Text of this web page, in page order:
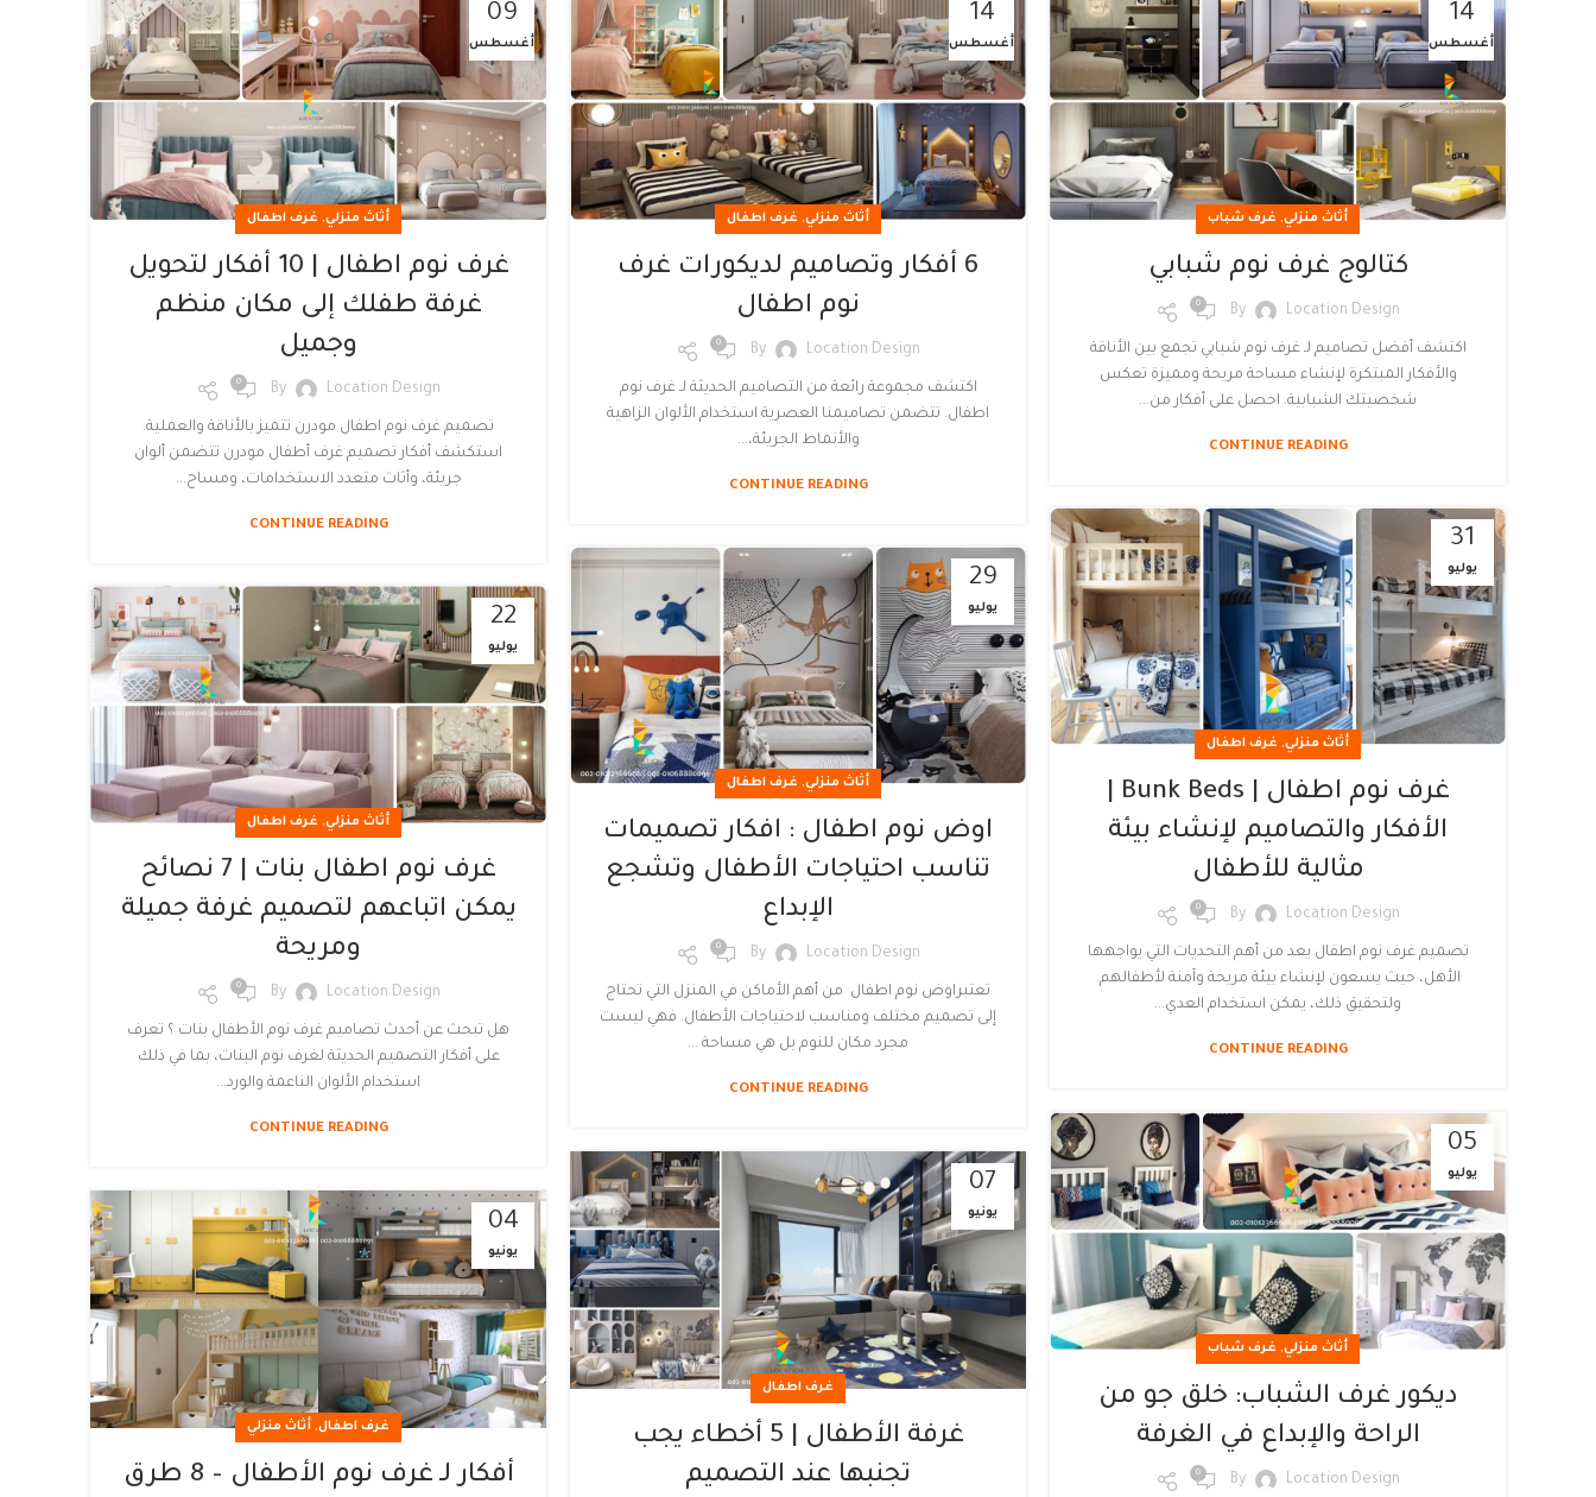
14
أغسطس
أثاث منزلي, غرف شباب
كتالوج غرف نوم شبابي
By Location Design
0
اكتشف أفضل تصاميم لـ غرف نوم شبابي تجمع بين الأناقة
والأفكار المبتكرة لإنشاء مساحة مريحة ومميزة تعكس
شخصيتك الشبابية. احصل على أفكار من...
CONTINUE READING
14
أغسطس
أثاث منزلي, غرف اطفال
6 أفكار وتصاميم لديكورات غرف
نوم اطفال
By Location Design
0
اكتشف مجموعة رائعة من التصاميم الحديثة لـ غرف نوم
اطفال. تتضمن تصاميمنا العصرية استخدام الألوان الزاهية
والأنماط الجريئة،...
CONTINUE READING
09
أغسطس
أثاث منزلي, غرف اطفال
غرف نوم اطفال | 10 أفكار لتحويل
غرفة طفلك إلى مكان منظم
وجميل
By Location Design
0
تصميم غرف نوم اطفال مودرن تتميز بالأناقة والعملية.
استكشف أفكار تصميم غرف أطفال مودرن تتضمن ألوان
جريئة، وأثاث متعدد الاستخدامات، ومساح...
CONTINUE READING
31
يوليو
أثاث منزلي, غرف اطفال
الأفكار والتصاميم لإنشاء بيئة
مثالية للأطفال
By Location Design
0
تصميم غرف نوم اطفال يعد من أهم التحديات التي يواجهها
الأهل، حيث يسعون لإنشاء بيئة مريحة وآمنة لأطفالهم.
ولتحقيق ذلك، يمكن استخدام العدي...
CONTINUE READING
29
يوليو
أثاث منزلي, غرف اطفال
اوض نوم اطفال : افكار تصميمات
تناسب احتياجات الأطفال وتشجع
الإبداع
By Location Design
0
تعتبراوض نوم اطفال من أهم الأماكن في المنزل التي تحتاج
إلى تصميم مختلف ومناسب لاحتياجات الأطفال. فهي ليست
مجرد مكان للنوم بل هي مساحة ...
CONTINUE READING
22
يوليو
أثاث منزلي, غرف اطفال
غرف نوم اطفال بنات | 7 نصائح
يمكن اتباعهم لتصميم غرفة جميلة
ومريحة
By Location Design
0
هل تبحث عن أحدث تصاميم غرف نوم الأطفال بنات ؟ تعرف
على أفكار التصميم الحديثة لغرف نوم البنات، بما في ذلك
استخدام الألوان الناعمة والورد...
CONTINUE READING
05
يوليو
أثاث منزلي, غرف شباب
ديكور غرف الشباب: خلق جو من
الراحة والإبداع في الغرفة
By Location Design
0
07
يونيو
غرف اطفال
غرفة الأطفال | 5 أخطاء يجب
تجنبها عند التصميم
04
يونيو
غرف اطفال, أثاث منزلي
أفكار لـ غرف نوم الأطفال – 8 طرق